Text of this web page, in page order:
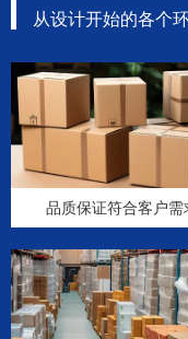
从设计开始的各个
品质保证符合客户需